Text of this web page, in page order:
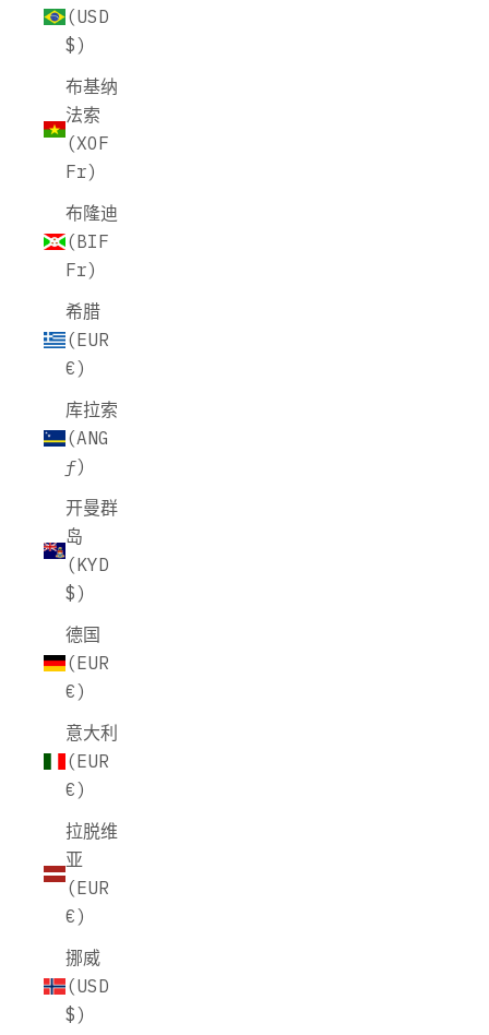
(USD
$)
布基纳
法索
(XOF
Fr)
布隆迪
(BIF
Fr)
希腊
(EUR
€)
库拉索
(ANG
ƒ)
开曼群
岛
(KYD
$)
德国
(EUR
€)
意大利
(EUR
€)
拉脱维
亚
(EUR
€)
挪威
(USD
$)